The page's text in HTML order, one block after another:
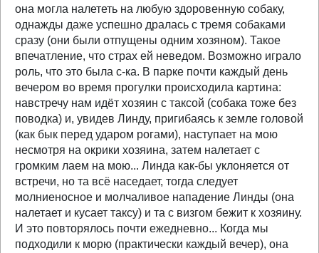
она могла налететь на любую здоровенную собаку,
однажды даже успешно дралась с тремя собаками
сразу (они были отпущены одним хозяном). Такое
впечатление, что страх ей неведом. Возможно играло
роль, что это была с-ка. В парке почти каждый день
вечером во время прогулки происходила картина:
навстречу нам идёт хозяин с таксой (собака тоже без
поводка) и, увидев Линду, пригибаясь к земле головой
(как бык перед ударом рогами), наступает на мою
несмотря на окрики хозяина, затем налетает с
громким лаем на мою... Линда как-бы уклоняется от
встречи, но та всё наседает, тогда следует
молниеносное и молчаливое нападение Линды (она
налетает и кусает таксу) и та с визгом бежит к хозяину.
И это повторялось почти ежедневно... Когда мы
подходили к морю (практически каждый вечер), она